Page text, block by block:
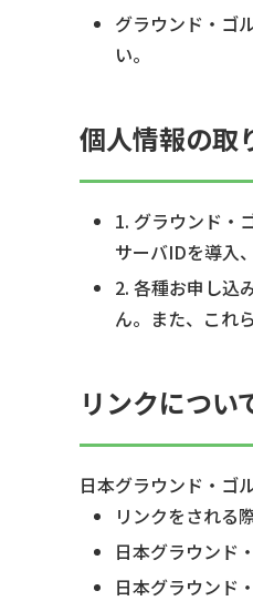
グラウンド・ゴ
い。
個人情報の取
1. グラウンド・
サーバIDを導入
2. 各種お申し込
ん。また、これ
リンクについ
日本グラウンド・ゴ
リンクをされる
日本グラウンド
日本グラウンド